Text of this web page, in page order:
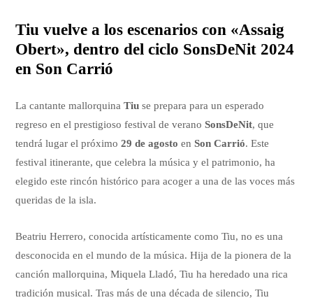
Tiu vuelve a los escenarios con «Assaig
Obert», dentro del ciclo SonsDeNit 2024
en Son Carrió
La cantante mallorquinaTiu se prepara para un esperado
regreso en el prestigioso festival de veranoSonsDeNit, que
tendrá lugar el próximo29 de agosto enSon Carrió. Este
festival itinerante, que celebra la música y el patrimonio, ha
elegido este rincón histórico para acoger a una de las voces más
queridas de la isla.
Beatriu Herrero, conocida artísticamente como Tiu, no es una
desconocida en el mundo de la música. Hija de la pionera de la
canción mallorquina, Miquela Lladó, Tiu ha heredado una rica
tradición musical. Tras más de una década de silencio, Tiu